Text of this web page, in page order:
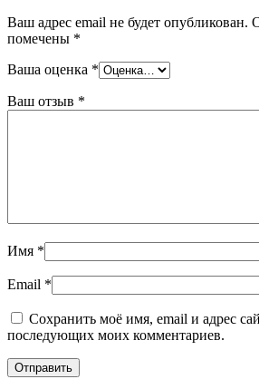
Ваш адрес email не будет опубликован.
помечены *
Ваша оценка *
Ваш отзыв *
Имя *
Email *
Сохранить моё имя, email и адрес
последующих моих комментариев.